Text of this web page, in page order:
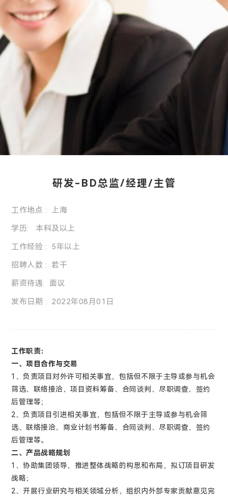
研发-BD总监/经理/主管
工作地点 : 上海
学历: 本科及以上
工作经验 : 5年以上
招聘人数 : 若干
薪资待遇: 面议
发布日期 : 2022年08月01日
工作职责：
一、项目合作与交易
1、负责项目对外许可相关事宜，包括但不限于主导或参与机会
筛选、联络接洽、项目资料筹备、合同谈判、尽职调查、签约
后管理等；
2、负责项目引进相关事宜，包括但不限于主导或参与机会筛
选、联络接洽、商业计划书筹备、合同谈判、尽职调查、签约
后管理等。
二、产品战略规划
1、协助集团领导，推进整体战略的构思和布局，拟订项目研发
战略；
2、开展行业研究与相关领域分析，组织内外部专家贡献意见完